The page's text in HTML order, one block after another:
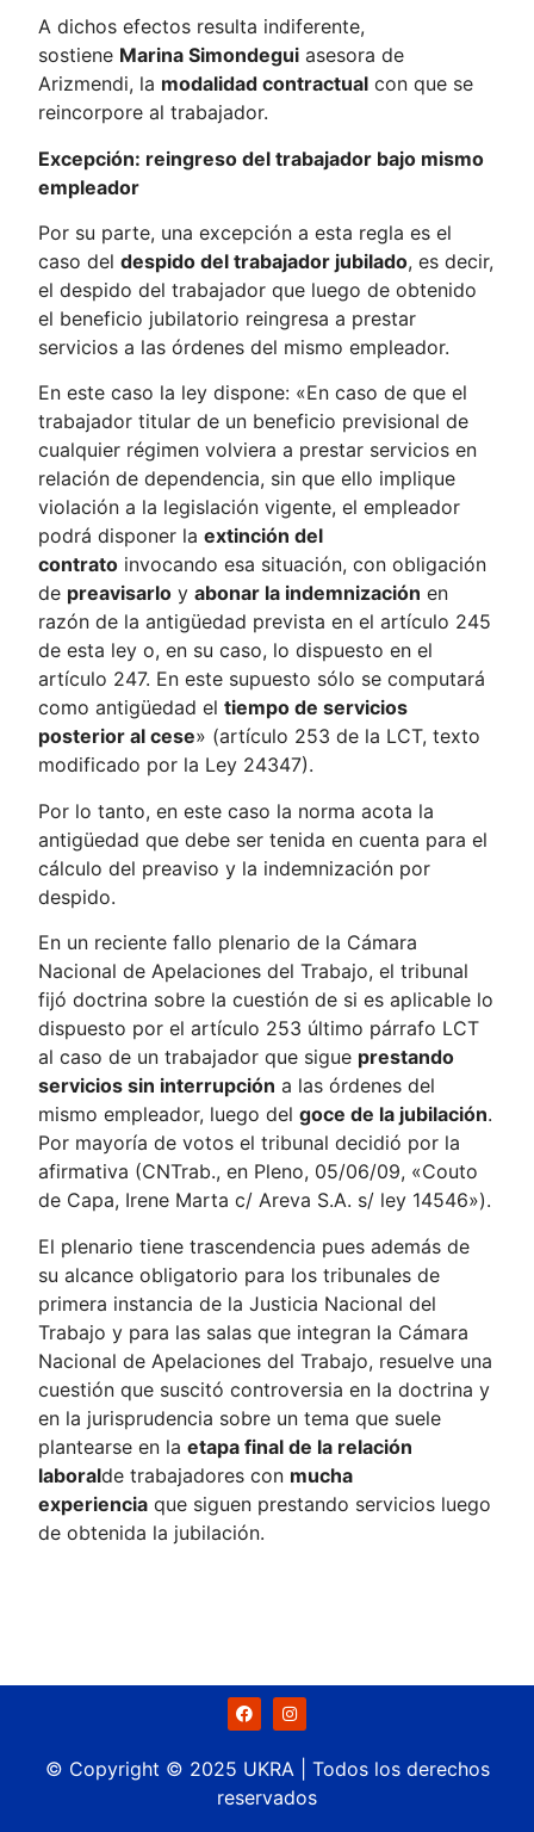
A dichos efectos resulta indiferente,
sostiene Marina Simondegui asesora de
Arizmendi, la modalidad contractual con que se
reincorpore al trabajador.
Excepción: reingreso del trabajador bajo mismo
empleador
Por su parte, una excepción a esta regla es el
caso deldespido del trabajador jubilado, es decir,
el despido del trabajador que luego de obtenido
el beneficio jubilatorio reingresa a prestar
servicios a las órdenes del mismo empleador.
En este caso la ley dispone: «En caso de que el
trabajador titular de un beneficio previsional de
cualquier régimen volviera a prestar servicios en
relación de dependencia, sin que ello implique
violación a la legislación vigente, el empleador
podrá disponer laextinción del
contrato invocando esa situación, con obligación
de preavisarlo yabonar la indemnización en
razón de la antigüedad prevista en el artículo 245
de esta ley o, en su caso, lo dispuesto en el
artículo 247. En este supuesto sólo se computará
como antigüedad eltiempo de servicios
posterior al cese» (artículo 253 de la LCT, texto
modificado por la Ley 24347).
Por lo tanto, en este caso la norma acota la
antigüedad que debe ser tenida en cuenta para el
cálculo del preaviso y la indemnización por
despido.
En un reciente fallo plenario de la Cámara
Nacional de Apelaciones del Trabajo, el tribunal
fijó doctrina sobre la cuestión de si es aplicable lo
dispuesto por el artículo 253 último párrafo LCT
al caso de un trabajador que sigue prestando
servicios sin interrupción a las órdenes del
mismo empleador, luego delgoce de la jubilación.
Por mayoría de votos el tribunal decidió por la
afirmativa (CNTrab., en Pleno, 05/06/09, «Couto
de Capa, Irene Marta c/ Areva S.A. s/ ley 14546»).
El plenario tiene trascendencia pues además de
su alcance obligatorio para los tribunales de
primera instancia de la Justicia Nacional del
Trabajo y para las salas que integran la Cámara
Nacional de Apelaciones del Trabajo, resuelve una
cuestión que suscitó controversia en la doctrina y
en la jurisprudencia sobre un tema que suele
plantearse en laetapa final de la relación
laboralde trabajadores con mucha
experiencia que siguen prestando servicios luego
de obtenida la jubilación.
© Copyright © 2025 UKRA | Todos los derechos
reservados